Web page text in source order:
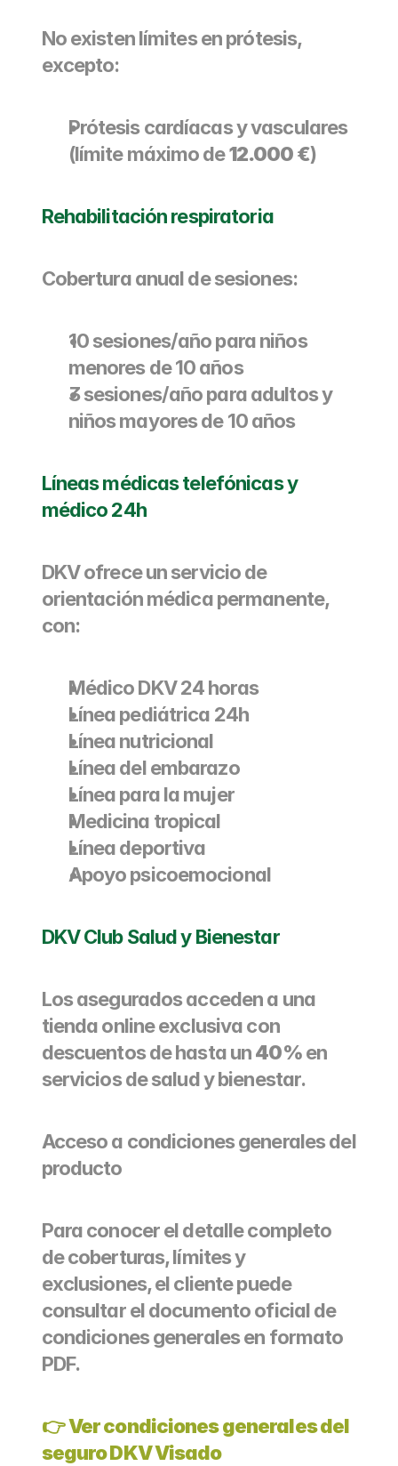
No existen límites en prótesis,
excepto:
Prótesis cardíacas y vasculares
(límite máximo de 12.000 €)
Rehabilitación respiratoria
Cobertura anual de sesiones:
10 sesiones/año para niños
menores de 10 años
3 sesiones/año para adultos y
niños mayores de 10 años
Líneas médicas telefónicas y
médico 24h
DKV ofrece un servicio de
orientación médica permanente,
con:
Médico DKV 24 horas
Línea pediátrica 24h
Línea nutricional
Línea del embarazo
Línea para la mujer
Medicina tropical
Línea deportiva
Apoyo psicoemocional
DKV Club Salud y Bienestar
Los asegurados acceden a una
tienda online exclusiva con
descuentos de hasta un 40% en
servicios de salud y bienestar.
Acceso a condiciones generales del
producto
Para conocer el detalle completo
de coberturas, límites y
exclusiones, el cliente puede
consultar el documento oficial de
condiciones generales en formato
PDF.
👉 Ver condiciones generales del
seguro DKV Visado